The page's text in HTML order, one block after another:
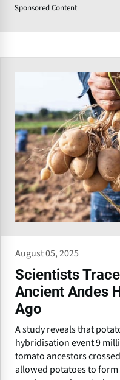
Sponsored Content
August 05, 2025
Scientists
Ancient Andes
Ago
A study reveals that
hybridisation event 9
tomato ancestors
allowed potatoes to